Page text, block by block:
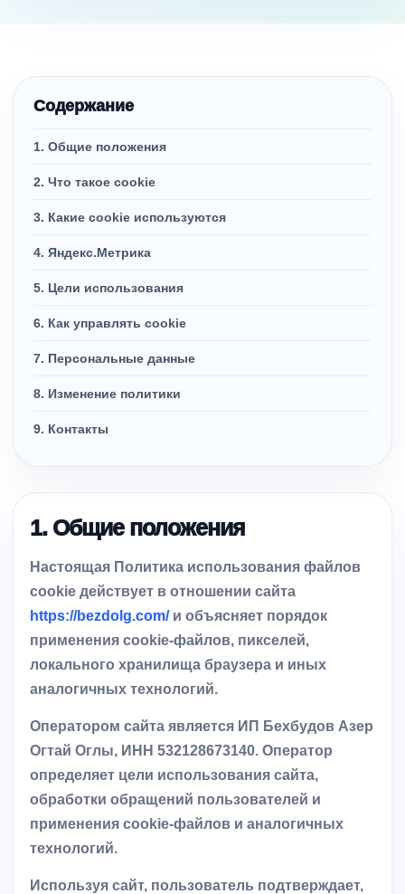
Содержание
1. Общие положения
2. Что такое cookie
3. Какие cookie используются
4. Яндекс.Метрика
5. Цели использования
6. Как управлять cookie
7. Персональные данные
8. Изменение политики
9. Контакты
1. Общие положения
Настоящая Политика использования файлов
cookie действует в отношении сайта
https://bezdolg.com/и объясняет порядок
применения cookie-файлов, пикселей,
локального хранилища браузера и иных
аналогичных технологий.
Оператором сайта является ИП Бехбудов Азер
Огтай Оглы, ИНН 532128673140. Оператор
определяет цели использования сайта,
обработки обращений пользователей и
применения cookie-файлов и аналогичных
технологий.
Используя сайт, пользователь подтверждает,